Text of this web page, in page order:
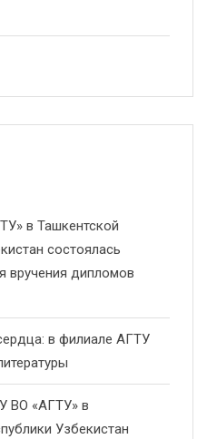
в Ташкентской
состоялась
вручения дипломов
в филиале АГТУ
ВО «АГТУ» в
Узбекистан